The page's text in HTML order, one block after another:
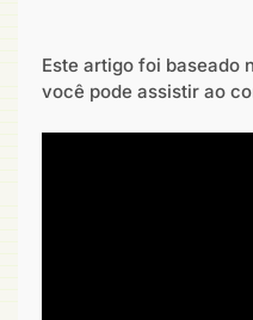
Este artigo foi baseado
você pode assistir ao